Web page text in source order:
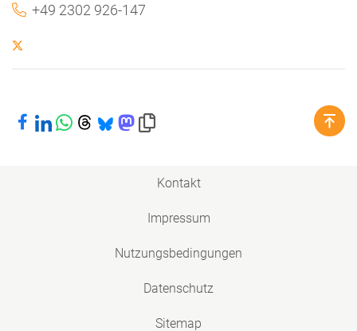
+49 2302 926-147
Bei Facebook teilen
Bei LinkedIn teilen
Bei WhatsApp teilen
Bei Threads teilen
Bei Bluesky teilen
Bei Mastodon teilen
Link in die Zwischenablage kopieren
Kontakt
Impressum
Nutzungsbedingungen
Datenschutz
Sitemap